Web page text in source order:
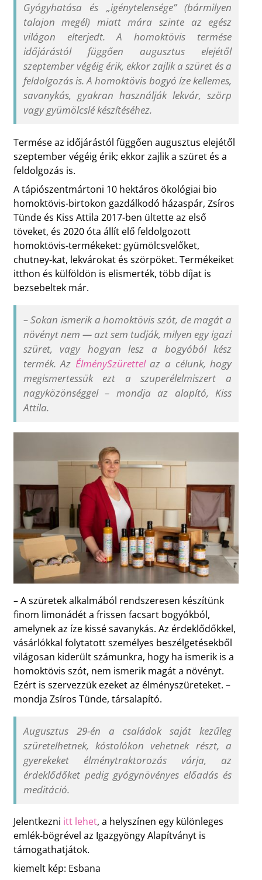
Gyógyhatása és „igénytelensége” (bármilyen
talajon megél) miatt mára szinte az egész
világon elterjedt. A homoktövis termése
időjárástól függően augusztus elejétől
szeptember végéig érik, ekkor zajlik a szüret és a
feldolgozás is. A homoktövis bogyó íze kellemes,
savanykás, gyakran használják lekvár, szörp
vagy gyümölcslé készítéséhez.
Termése az időjárástól függően augusztus elejétől
szeptember végéig érik; ekkor zajlik a szüret és a
feldolgozás is.
A tápiószentmártoni 10 hektáros ökológiai bio
homoktövis-birtokon gazdálkodó házaspár, Zsíros
Tünde és Kiss Attila 2017-ben ültette az első
töveket, és 2020 óta állít elő feldolgozott
homoktövis-termékeket: gyümölcsvelőket,
chutney-kat, lekvárokat és szörpöket. Termékeiket
itthon és külföldön is elismerték, több díjat is
bezsebeltek már.
–Sokan ismerik a homoktövis szót, de magát a
növényt nem — azt sem tudják, milyen egy igazi
szüret, vagy hogyan lesz a bogyóból kész
termék. Az ÉlménySzürettelaz a célunk, hogy
megismertessük ezt a szuperélelmiszert a
nagyközönséggel– mondja az alapító, Kiss
Attila.
– A szüretek alkalmából rendszeresen készítünk
finom limonádét a frissen facsart bogyókból,
amelynek az íze kissé savanykás. Az érdeklődőkkel,
vásárlókkal folytatott személyes beszélgetésekből
világosan kiderült számunkra, hogy ha ismerik is a
homoktövis szót, nem ismerik magát a növényt.
Ezért is szervezzük ezeket az élményszüreteket. –
mondja Zsíros Tünde, társalapító.
Augusztus 29-én a családok saját kezűleg
szüretelhetnek, kóstolókon vehetnek részt, a
gyerekeket élménytraktorozás várja, az
érdeklődőket pedig gyógynövényes előadás és
meditáció.
Jelentkezni itt lehet, a helyszínen egy különleges
emlék-bögrével az Igazgyöngy Alapítványt is
támogathatjátok.
kiemelt kép: Esbana